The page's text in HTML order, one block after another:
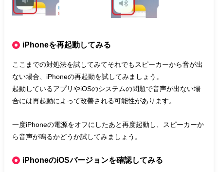
iPhoneを再起動してみる
ここまでの対処法を試してみてそれでもスピーカーから音が出
ない場合、iPhoneの再起動を試してみましょう。
起動しているアプリやiOSのシステムの問題で音声が出ない場
合には再起動によって改善される可能性があります。
一度iPhoneの電源をオフにしたあと再度起動し、スピーカーか
ら音声が鳴るかどうか試してみましょう。
iPhoneのiOSバージョンを確認してみる